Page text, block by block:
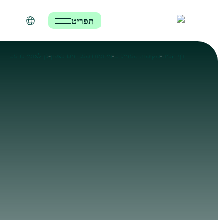
תפריט
דף הבית-מקומות מעניינים-מקומות מעניינים בצפון-גן לאומי ברעם